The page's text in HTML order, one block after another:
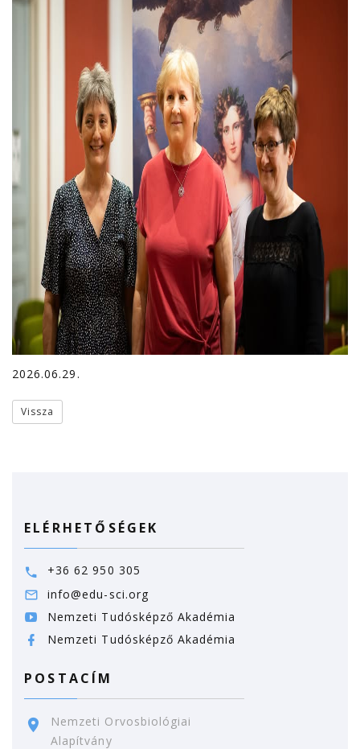
2026.06.29.
Vissza
ELÉRHETŐSÉGEK
+36 62 950 305
info@edu-sci.org
Nemzeti Tudósképző Akadémia
Nemzeti Tudósképző Akadémia
POSTACÍM
Nemzeti Orvosbiológiai
Alapítvány